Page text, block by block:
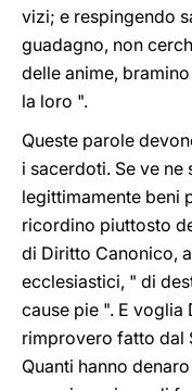
vizi; e respingendo
guadagno, non
delle anime,
la loro ".
Queste parole
i sacerdoti. Se ve
legittimamente beni
ricordino piuttosto
di Diritto Canonico,
ecclesiastici, " di
cause pie ". E voglia
rimprovero fatto dal
Quanti hanno